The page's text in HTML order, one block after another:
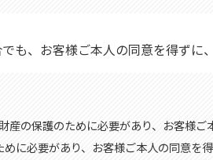
も、お客様ご本人の同意を得ずに
の保護のために必要があり、お客様
に必要があり、お客様ご本人の同意を